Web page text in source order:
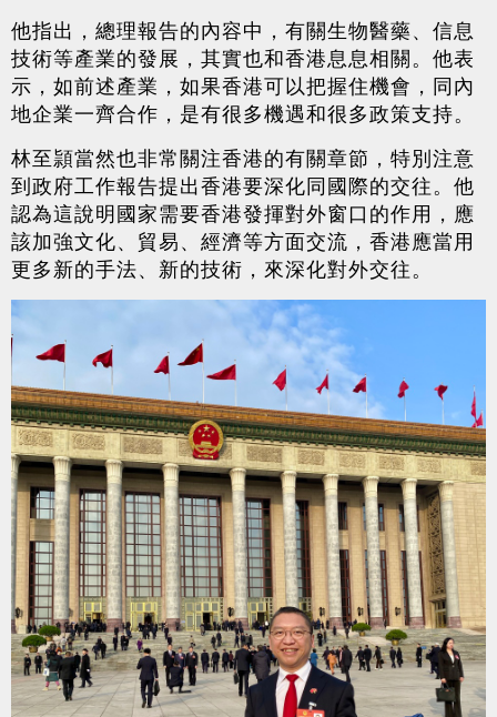
他指出，總理報告的內容中，有關生物醫藥、信息
技術等產業的發展，其實也和香港息息相關。他表
示，如前述產業，如果香港可以把握住機會，同內
地企業一齊合作，是有很多機遇和很多政策支持。
林至頴當然也非常關注香港的有關章節，特別注意
到政府工作報告提出香港要深化同國際的交往。他
認為這說明國家需要香港發揮對外窗口的作用，應
該加強文化、貿易、經濟等方面交流，香港應當用
更多新的手法、新的技術，來深化對外交往。